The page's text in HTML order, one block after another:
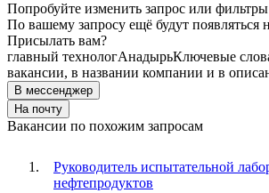
Попробуйте изменить запрос или фильтры
По вашему запросу ещё будут появляться
Присылать вам?
главный технологАнадырьКлючевые
вакансии, в названии компании и в
В мессенджер
На почту
Вакансии по похожим запросам
Руководитель испытательной
нефтепродуктов